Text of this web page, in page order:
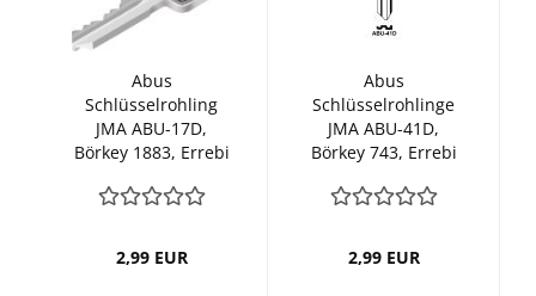
Abus
Schlüsselrohling
JMA ABU-17D,
Börkey 1883, Errebi
2,99 EUR
Abus
Schlüsselrohlinge
JMA ABU-41D,
Börkey 743, Errebi
2,99 EUR